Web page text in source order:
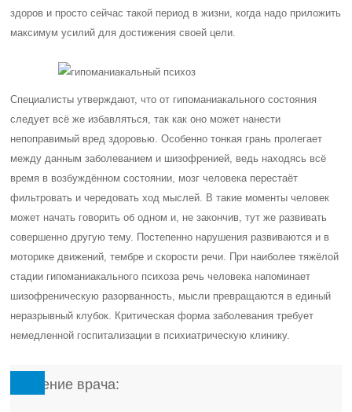
здоров и просто сейчас такой период в жизни, когда надо приложить
максимум усилий для достижения своей цели.
Специалисты утверждают, что от гипоманиакального состояния
следует всё же избавляться, так как оно может нанести
непоправимый вред здоровью. Особенно тонкая грань пролегает
между данным заболеванием и шизофренией, ведь находясь всё
время в возбуждённом состоянии, мозг человека перестаёт
фильтровать и чередовать ход мыслей. В такие моменты человек
может начать говорить об одном и, не закончив, тут же развивать
совершенно другую тему. Постепенно нарушения развиваются и в
моторике движений, тембре и скорости речи. При наиболее тяжёлой
стадии гипоманиакального психоза речь человека напоминает
шизофреническую разорванность, мысли превращаются в единый
неразрывный клубок. Критическая форма заболевания требует
немедленной госпитализации в психиатрическую клинику.
Мнение врача: